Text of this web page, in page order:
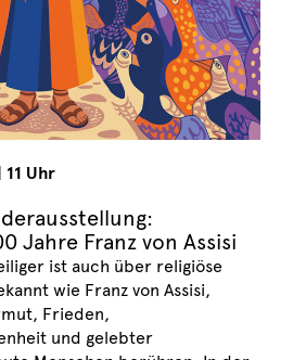
11 Uhr
Jahre Franz von Assisi
ist auch über religiöse
wie Franz von Assisi,
Frieden,
und gelebter